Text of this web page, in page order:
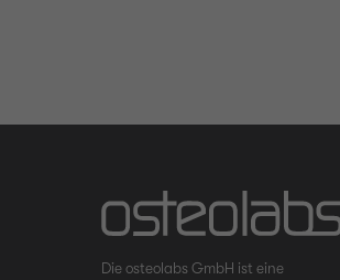
Die osteolabs GmbH ist eine